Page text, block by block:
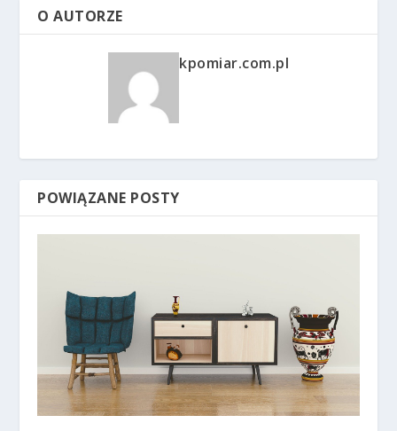
O AUTORZE
kpomiar.com.pl
POWIĄZANE POSTY